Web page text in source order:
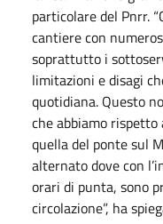
particolare del Pnrr.
cantiere con
soprattutto i
limitazioni e disagi
quotidiana. Questo
che abbiamo
quella del ponte sul
alternato dove con
orari di punta, sono
circolazione”, ha